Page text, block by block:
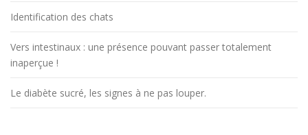
Identification des chats
Vers intestinaux : une présence pouvant passer totalement
inaperçue !
Le diabète sucré, les signes à ne pas louper.